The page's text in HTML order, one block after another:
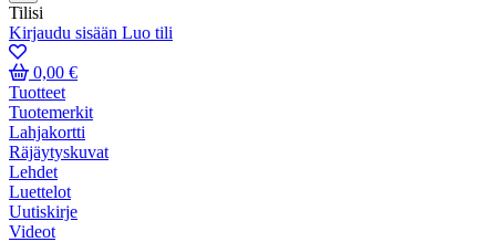
Tilisi
Kirjaudu sisään Luo tili
0,00 €
Tuotteet
Tuotemerkit
Lahjakortti
Räjäytyskuvat
Lehdet
Luettelot
Uutiskirje
Videot